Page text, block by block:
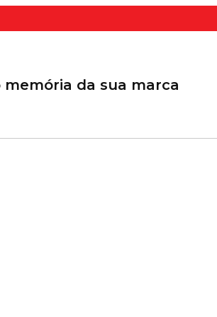
memória da sua marca